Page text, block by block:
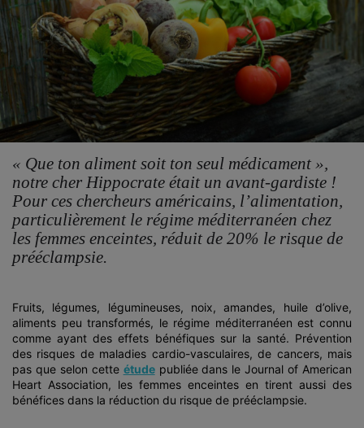
« Que ton aliment soit ton seul médicament »,
notre cher Hippocrate était un avant-gardiste !
Pour ces chercheurs américains, l’alimentation,
particulièrement le régime méditerranéen chez
les femmes enceintes, réduit de 20% le risque de
prééclampsie.
Fruits, légumes, légumineuses, noix, amandes, huile d’olive,
aliments peu transformés, le régime méditerranéen est connu
comme ayant des effets bénéfiques sur la santé. Prévention
des risques de maladies cardio-vasculaires, de cancers, mais
pas que selon cette étudepubliée dans le Journal of American
Heart Association, les femmes enceintes en tirent aussi des
bénéfices dans la réduction du risque de prééclampsie.